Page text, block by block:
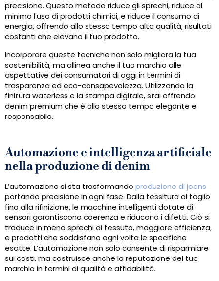
precisione. Questo metodo riduce gli sprechi, riduce al
minimo l'uso di prodotti chimici, e riduce il consumo di
energia, offrendo allo stesso tempo alta qualità, risultati
costanti che elevano il tuo prodotto.
Incorporare queste tecniche non solo migliora la tua
sostenibilità, ma allinea anche il tuo marchio alle
aspettative dei consumatori di oggi in termini di
trasparenza ed eco-consapevolezza. Utilizzando la
finitura waterless e la stampa digitale, stai offrendo
denim premium che è allo stesso tempo elegante e
responsabile.
Automazione e intelligenza artificiale
nella produzione di denim
L’automazione si sta trasformando produzione di jeans
portando precisione in ogni fase. Dalla tessitura al taglio
fino alla rifinizione, le macchine intelligenti dotate di
sensori garantiscono coerenza e riducono i difetti. Ciò si
traduce in meno sprechi di tessuto, maggiore efficienza,
e prodotti che soddisfano ogni volta le specifiche
esatte. L’automazione non solo consente di risparmiare
sui costi, ma costruisce anche la reputazione del tuo
marchio in termini di qualità e affidabilità.